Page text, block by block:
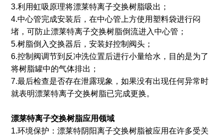
3.利用虹吸原理将漂莱特离子交换树脂吸出；
4.中心管完成安装后，在中心管上方使用塑料袋进行闷
堵，可防止漂莱特离子交换树脂倒流进入中心管；
5.树脂倒入交换器后，安装好控制阀头；
6.控制阀调节到反冲洗位置后进行小量给水，目的是为了
将树脂罐中的气体排出；
7.最后检查是否存在泄露现象，如果没有出现任何异常时
就表明漂莱特离子交换树脂已完成更换。
漂莱特离子交换树脂应用领域
1.环境保护：漂莱特阴阳离子交换树脂被应用在许多受关